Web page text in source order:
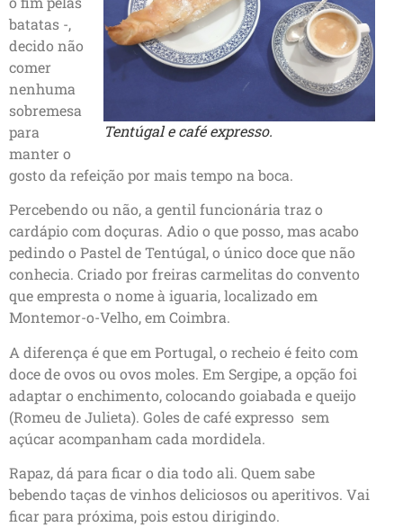
Tentúgal e café expresso.
batatas -,
decido não
comer
nenhuma
sobremesa
para
manter o
gosto da refeição por mais tempo na boca.
Percebendo ou não, a gentil funcionária traz o
cardápio com doçuras. Adio o que posso, mas acabo
pedindo o Pastel de Tentúgal, o único doce que não
conhecia. Criado por freiras carmelitas do convento
que empresta o nome à iguaria, localizado em
Montemor-o-Velho, em Coimbra.
A diferença é que em Portugal, o recheio é feito com
doce de ovos ou ovos moles. Em Sergipe, a opção foi
adaptar o enchimento, colocando goiabada e queijo
(Romeu de Julieta). Goles de café expresso sem
açúcar acompanham cada mordidela.
Rapaz, dá para ficar o dia todo ali. Quem sabe
bebendo taças de vinhos deliciosos ou aperitivos. Vai
ficar para próxima, pois estou dirigindo.